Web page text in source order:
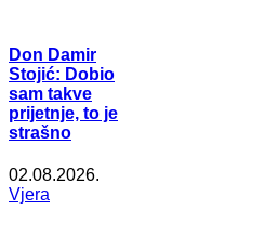
Don Damir
Stojić: Dobio
sam takve
prijetnje, to je
strašno
02.08.2026.
Vjera